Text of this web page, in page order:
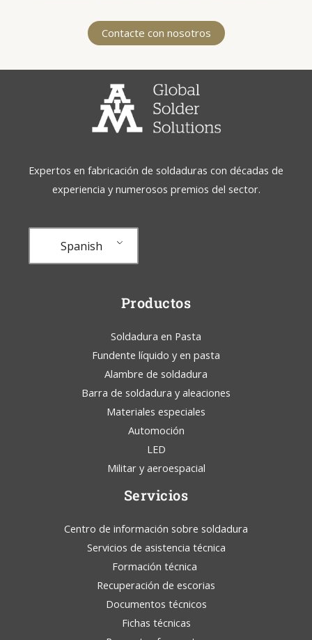
Contacte con nosotros
Expertos en fabricación de soldaduras con décadas de
experiencia y numerosos premios del sector.
Spanish
Productos
Soldadura en Pasta
Fundente líquido y en pasta
Alambre de soldadura
Barra de soldadura y aleaciones
Materiales especiales
Automoción
LED
Militar y aeroespacial
Servicios
Centro de información sobre soldadura
Servicios de asistencia técnica
Formación técnica
Recuperación de escorias
Documentos técnicos
Fichas técnicas